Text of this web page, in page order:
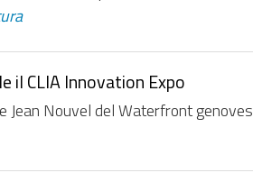
il CLIA Innovation Expo
Nouvel del Waterfront